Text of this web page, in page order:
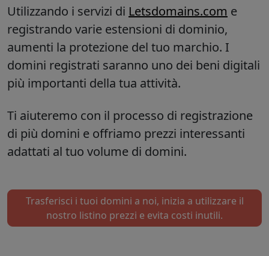
Utilizzando i servizi di Letsdomains.com e
registrando varie estensioni di dominio,
aumenti la protezione del tuo marchio. I
domini registrati saranno uno dei beni digitali
più importanti della tua attività.
Ti aiuteremo con il processo di registrazione
di più domini e offriamo prezzi interessanti
adattati al tuo volume di domini.
Trasferisci i tuoi domini a noi, inizia a utilizzare il
nostro listino prezzi e evita costi inutili.